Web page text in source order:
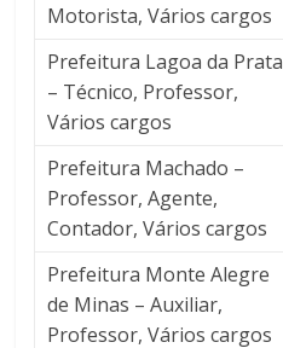
Motorista, Vários cargos
Prefeitura Lagoa da Prata
– Técnico, Professor,
Vários cargos
Prefeitura Machado –
Professor, Agente,
Contador, Vários cargos
Prefeitura Monte Alegre
de Minas – Auxiliar,
Professor, Vários cargos